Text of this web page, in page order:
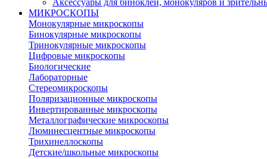
Аксессуары для биноклей, монокуляров и
МИКРОСКОПЫ
Монокулярные микроскопы
Бинокулярные микроскопы
Тринокулярные микроскопы
Цифровые микроскопы
Биологические
Лабораторные
Стереомикроскопы
Поляризационные микроскопы
Инвертированные микроскопы
Металлографические микроскопы
Люминесцентные микроскопы
Трихинеллоскопы
Детские/школьные микроскопы